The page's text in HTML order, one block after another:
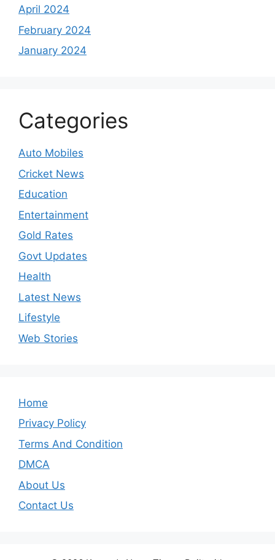
April 2024
February 2024
January 2024
Categories
Auto Mobiles
Cricket News
Education
Entertainment
Gold Rates
Govt Updates
Health
Latest News
Lifestyle
Web Stories
Home
Privacy Policy
Terms And Condition
DMCA
About Us
Contact Us